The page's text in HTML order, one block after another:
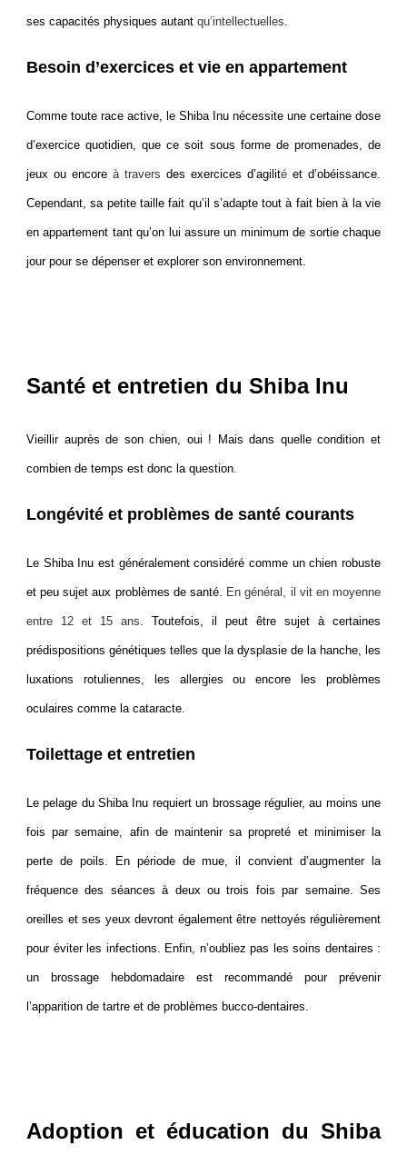
ses capacités physiques autant qu’intellectuelles.
Besoin d’exercices et vie en appartement
Comme toute race active, le Shiba Inu nécessite une certaine dose
d’exercice quotidien, que ce soit sous forme de promenades, de
jeux ou encore à travers des exercices d’agilité et d’obéissance.
Cependant, sa petite taille fait qu’il s’adapte tout à fait bien à la vie
en appartement tant qu’on lui assure un minimum de sortie chaque
jour pour se dépenser et explorer son environnement.
Santé et entretien du Shiba Inu
Vieillir auprès de son chien, oui ! Mais dans quelle condition et
combien de temps est donc la question.
Longévité et problèmes de santé courants
Le Shiba Inu est généralement considéré comme un chien robuste
et peu sujet aux problèmes de santé. En général, il vit en moyenne
entre 12 et 15 ans. Toutefois, il peut être sujet à certaines
prédispositions génétiques telles que la dysplasie de la hanche, les
luxations rotuliennes, les allergies ou encore les problèmes
oculaires comme la cataracte.
Toilettage et entretien
Le pelage du Shiba Inu requiert un brossage régulier, au moins une
fois par semaine, afin de maintenir sa propreté et minimiser la
perte de poils. En période de mue, il convient d’augmenter la
fréquence des séances à deux ou trois fois par semaine. Ses
oreilles et ses yeux devront également être nettoyés régulièrement
pour éviter les infections. Enfin, n’oubliez pas les soins dentaires :
un brossage hebdomadaire est recommandé pour prévenir
l’apparition de tartre et de problèmes bucco-dentaires.
Adoption et éducation du Shiba